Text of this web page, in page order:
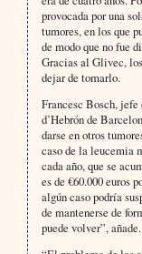
provocada por una
tumores, en los que
de modo que no fue
Gracias al Glivec,
dejar de tomarlo.
Francesc Bosch,
d’Hebrón de
darse en otros
caso de la leucemia
cada año, que se
es de €60.000 euros
algún caso podría
de mantenerse de
puede volver”, añade.